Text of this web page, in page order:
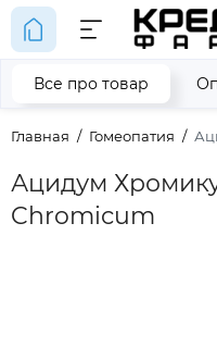
Главная Гомеопатия
Ацидум
Chromicum
Все про товар